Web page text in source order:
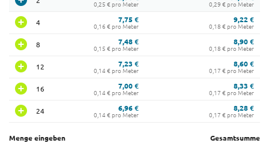
0,25 € pro Meter 0,29 € pro Meter
4 7,75 €
0,16 € pro Meter
9,22 €
0,18 € pro Meter
8 7,48 €
0,15 € pro Meter
8,90 €
0,18 € pro Meter
12 7,23 €
0,14 € pro Meter
8,60 €
0,17 € pro Meter
16 7,00 €
0,14 € pro Meter
8,33 €
0,17 € pro Meter
24 6,96 €
0,14 € pro Meter
8,28 €
0,17 € pro Meter
Menge eingeben Gesamtsumme